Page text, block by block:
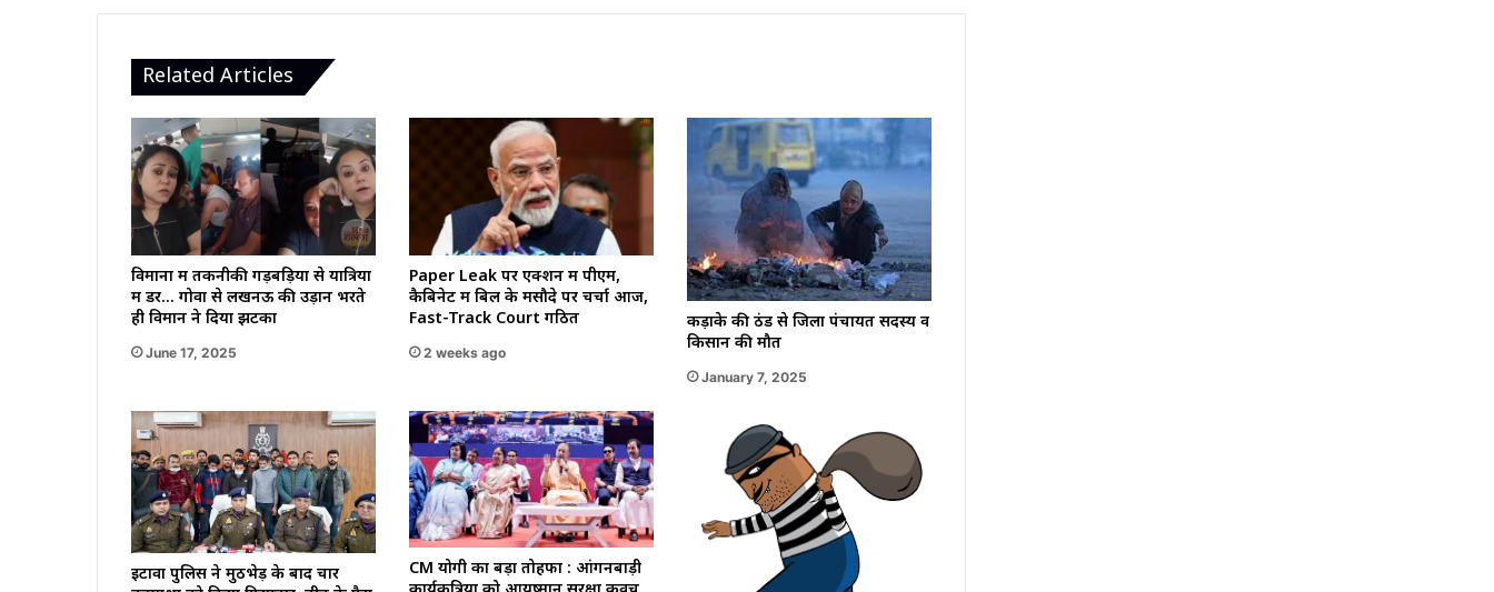
Related Articles
विमानों में तकनीकी गड़बड़ियों से यात्रियों
में डर… गोवा से लखनऊ की उड़ान भरते
ही विमान ने दिया झटका
June 17, 2025
Paper Leak पर एक्शन में पीएम,
कैबिनेट में बिल के मसौदे पर चर्चा आज,
Fast-Track Court गठित
2 weeks ago
कड़ाके की ठंड से जिला पंचायत सदस्य व
किसान की मौत
January 7, 2025
इटावा पुलिस ने मुठभेड़ के बाद चार
CM योगी का बड़ा तोहफा : आंगनबाड़ी